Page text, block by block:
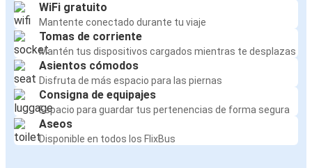
WiFi gratuito
Mantente conectado durante tu viaje
Tomas de corriente
Mantén tus dispositivos cargados mientras te desplazas
Asientos cómodos
Disfruta de más espacio para las piernas
Consigna de equipajes
Espacio para guardar tus pertenencias de forma segura
Aseos
Disponible en todos los FlixBus